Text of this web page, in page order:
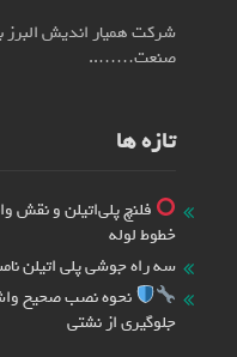
شرکت همیار اندیش البرز
صنعت……..
تازه ها
فلنچ پلی‌اتیلن و نقش
خطوط لوله
سه راه جوشی پلی اتیلن
نحوه نصب صحیح
جلوگیری از نشتی